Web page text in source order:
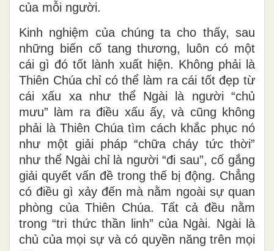
của mỗi người.
Kinh nghiệm của chúng ta cho thấy, sau
những biến cố tang thương, luôn có một
cái gì đó tốt lành xuất hiện. Không phải là
Thiên Chúa chỉ có thể làm ra cái tốt đẹp từ
cái xấu xa như thể Ngài là người “chủ
mưu” làm ra điều xấu ấy, và cũng không
phải là Thiên Chúa tìm cách khắc phục nó
như một giải pháp “chữa cháy tức thời”
như thể Ngài chỉ là người “đi sau”, cố gắng
giải quyết vấn đề trong thế bị động. Chẳng
có điều gì xảy đến mà nằm ngoài sự quan
phòng của Thiên Chúa. Tất cả đều nằm
trong “tri thức thần linh” của Ngài. Ngài là
chủ của mọi sự và có quyền năng trên mọi